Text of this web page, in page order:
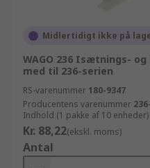
Midlertidigt ikke på
WAGO 236 Isætnings-
med til 236-serien
RS-varenummer 180-9347
Producentens varenummer
Indhold (1 pakke af 10 enheder)
Kr. 88,22(ekskl. moms)
Antal